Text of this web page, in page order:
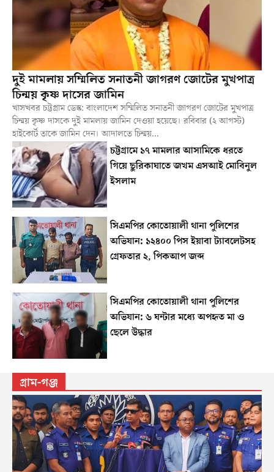
দুই মামলায় সম্মিলিত সনাতনী জাগরণ জোটের মুখপাত্র
চিন্ময় কৃষ্ণ দাসের জামিন
খাসখবর চট্টগ্রাম ডেস্ক: বাংলাদেশ সম্মিলিত সনাতনী জাগরণ জোটের মুখপাত্র
চিন্ময় কৃষ্ণ দাসকে দুই মামলায় জামিন দেওয়া হয়েছে। রবিবার (২ আগস্ট)
হাইকোর্ট তাকে জামিন দেন। আদালতে চিন্ময়...
চট্টগ্রামে ১৭ মামলার আসামিকে ধরতে
গিয়ে ছুরিকাঘাতে জখম এসআই মোবিনুল
ইসলাম
সিএমপির কোতোয়ালী থানা পুলিশের
অভিযান: ১২৪০০ পিস ইয়াবা ট্যাবলেটসহ
গ্রেফতার ২, পিকআপ জব্দ
সিএমপির কোতোয়ালী থানা পুলিশের
অভিযান: ৬ ঘন্টার মধ্যে অপহৃত মা ও
ছেলে উদ্ধার
গ্রাম-গঞ্জ